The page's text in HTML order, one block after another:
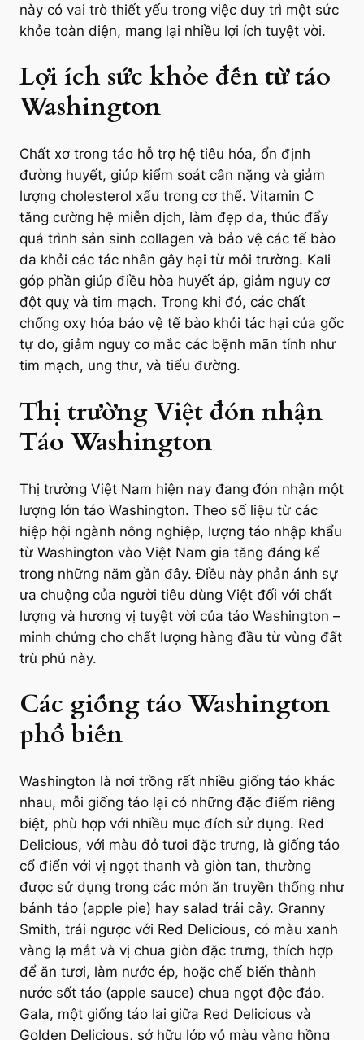
này có vai trò thiết yếu trong việc duy trì một sức
khỏe toàn diện, mang lại nhiều lợi ích tuyệt vời.
Lợi ích sức khỏe đến từ táo
Washington
Chất xơ trong táo hỗ trợ hệ tiêu hóa, ổn định
đường huyết, giúp kiểm soát cân nặng và giảm
lượng cholesterol xấu trong cơ thể. Vitamin C
tăng cường hệ miễn dịch, làm đẹp da, thúc đẩy
quá trình sản sinh collagen và bảo vệ các tế bào
da khỏi các tác nhân gây hại từ môi trường. Kali
góp phần giúp điều hòa huyết áp, giảm nguy cơ
đột quỵ và tim mạch. Trong khi đó, các chất
chống oxy hóa bảo vệ tế bào khỏi tác hại của gốc
tự do, giảm nguy cơ mắc các bệnh mãn tính như
tim mạch, ung thư, và tiểu đường.
Thị trường Việt đón nhận
Táo Washington
Thị trường Việt Nam hiện nay đang đón nhận một
lượng lớn táo Washington. Theo số liệu từ các
hiệp hội ngành nông nghiệp, lượng táo nhập khẩu
từ Washington vào Việt Nam gia tăng đáng kể
trong những năm gần đây. Điều này phản ánh sự
ưa chuộng của người tiêu dùng Việt đối với chất
lượng và hương vị tuyệt vời của táo Washington –
minh chứng cho chất lượng hàng đầu từ vùng đất
trù phú này.
Các giống táo Washington
phổ biến
Washington là nơi trồng rất nhiều giống táo khác
nhau, mỗi giống táo lại có những đặc điểm riêng
biệt, phù hợp với nhiều mục đích sử dụng. Red
Delicious, với màu đỏ tươi đặc trưng, là giống táo
cổ điển với vị ngọt thanh và giòn tan, thường
được sử dụng trong các món ăn truyền thống như
bánh táo (apple pie) hay salad trái cây. Granny
Smith, trái ngược với Red Delicious, có màu xanh
vàng lạ mắt và vị chua giòn đặc trưng, thích hợp
để ăn tươi, làm nước ép, hoặc chế biến thành
nước sốt táo (apple sauce) chua ngọt độc đáo.
Gala, một giống táo lai giữa Red Delicious và
Golden Delicious, sở hữu lớp vỏ màu vàng hồng